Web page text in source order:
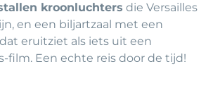
kroonluchters die Versailles
en een biljartzaal met een
eruitziet als iets uit een
film. Een echte reis door de tijd!